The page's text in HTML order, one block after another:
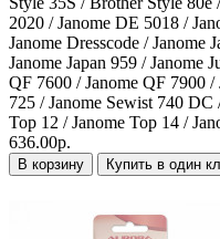
2020 / Janome DE 5018 /
Janome Dresscode / Janome
Janome Japan 959 / Janome
QF 7600 / Janome QF 7900 /
725 / Janome Sewist 740
Top 12 / Janome Top 14 /
636.00р.
В корзину Купить в один